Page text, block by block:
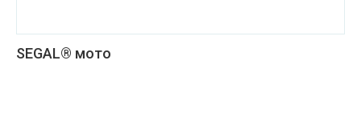
SEGAL® мото